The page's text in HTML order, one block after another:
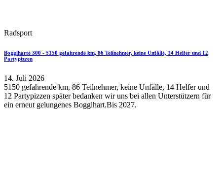
Radsport
Bogglharte 300 - 5150 gefahrende km, 86 Teilnehmer, keine Unfälle, 14 Helfer und 12
Partypizzen
14. Juli 2026
5150 gefahrende km, 86 Teilnehmer, keine Unfälle, 14 Helfer und
12 Partypizzen später bedanken wir uns bei allen Unterstützern für
ein erneut gelungenes Bogglhart.Bis 2027.